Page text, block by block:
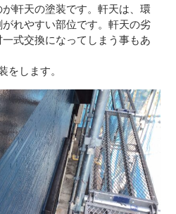
軒天の塗装です。軒天は、環
れやすい部位です。軒天の劣
式交換になってしまう事もあ
をします。